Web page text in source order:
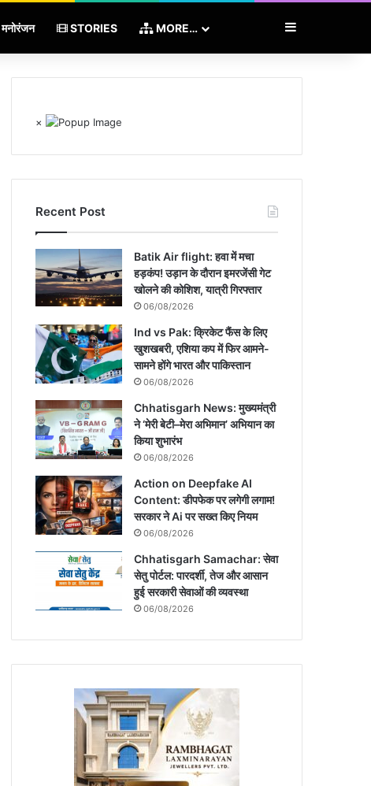
मनोरंजन STORIES MORE… Sidebar
×
Recent Post
Batik Air flight: हवा में मचा
हड़कंप! उड़ान के दौरान इमरजेंसी गेट
खोलने की कोशिश, यात्री गिरफ्तार
06/08/2026
Ind vs Pak: क्रिकेट फैंस के लिए
खुशखबरी, एशिया कप में फिर आमने-
सामने होंगे भारत और पाकिस्तान
06/08/2026
Chhatisgarh News: मुख्यमंत्री
ने ‘मेरी बेटी–मेरा अभिमान’ अभियान का
किया शुभारंभ
06/08/2026
Action on Deepfake AI
Content: डीपफेक पर लगेगी लगाम!
सरकार ने Ai पर सख्त किए नियम
06/08/2026
Chhatisgarh Samachar: सेवा
सेतु पोर्टल: पारदर्शी, तेज और आसान
हुई सरकारी सेवाओं की व्यवस्था
06/08/2026